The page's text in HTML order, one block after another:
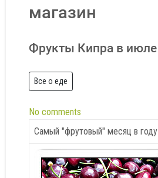
магазин
Фрукты Кипра в июле
Все о еде
No comments
Самый "фрутовый" месяц в году